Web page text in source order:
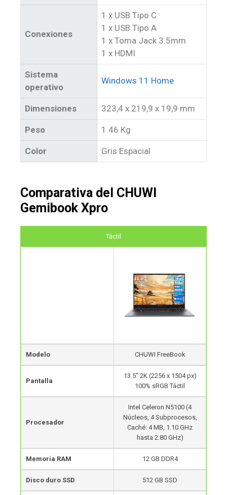
Conexiones
1 x USB Tipo C
1 x USB Tipo A
1 x Toma Jack 3.5mm
1 x HDMI
Sistema
operativo
Windows 11 Home
Dimensiones 323,4 x 219,9 x 19,9 mm
Peso 1.46 Kg
Color Gris Espacial
Comparativa del CHUWI
Gemibook Xpro
Táctil
Modelo CHUWI FreeBook
Pantalla
13.5″ 2K (2256 x 1504 px)
100% sRGB Táctil
Procesador
Intel Celeron N5100 (4
Núcleos, 4 Subprocesos,
Caché: 4 MB, 1.10 GHz
hasta 2.80 GHz)
Memoria RAM 12 GB DDR4
Disco duro SSD 512 GB SSD